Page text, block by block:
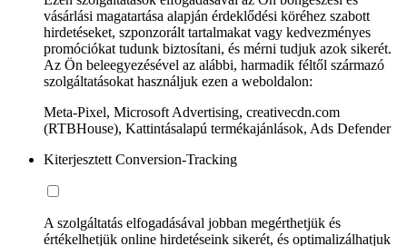
vásárlási magatartása alapján érdeklődési köréhez szabott
hirdetéseket, szponzorált tartalmakat vagy kedvezményes
promóciókat tudunk biztosítani, és mérni tudjuk azok sikerét.
Az Ön beleegyezésével az alábbi, harmadik féltől származó
szolgáltatásokat használjuk ezen a weboldalon:
Meta-Pixel, Microsoft Advertising, creativecdn.com
(RTBHouse), Kattintásalapú termékajánlások, Ads Defender
Kiterjesztett Conversion-Tracking
A szolgáltatás elfogadásával jobban megérthetjük és
értékelhetjük online hirdetéseink sikerét, és optimalizálhatjuk